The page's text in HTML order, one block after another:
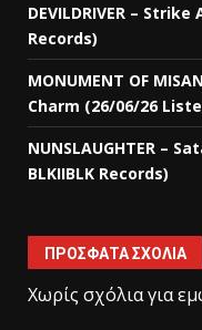
DEVILDRIVER –
Records)
MONUMENT OF
Charm (26/06/26
NUNSLAUGHTER –
BLKIIBLK Records)
ΠΡΌΣΦΑΤΑ ΣΧΌΛΙΑ
Χωρίς σχόλια για